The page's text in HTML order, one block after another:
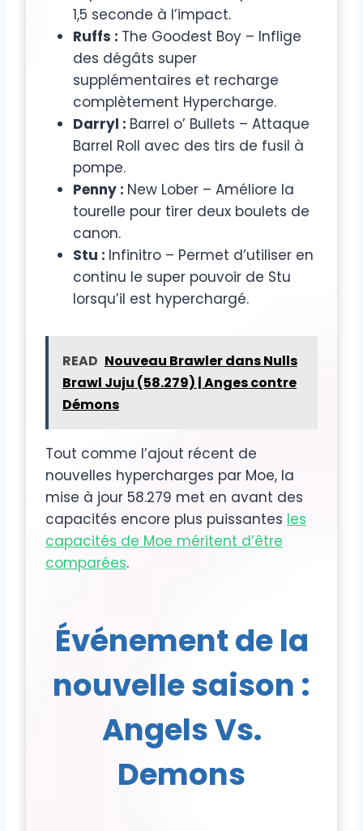
1,5 seconde à l’impact.
Ruffs : The Goodest Boy – Inflige
des dégâts super
supplémentaires et recharge
complètement Hypercharge.
Darryl : Barrel o’ Bullets – Attaque
Barrel Roll avec des tirs de fusil à
pompe.
Penny : New Lober – Améliore la
tourelle pour tirer deux boulets de
canon.
Stu : Infinitro – Permet d’utiliser en
continu le super pouvoir de Stu
lorsqu’il est hyperchargé.
READ Nouveau Brawler dans Nulls
Brawl Juju (58.279) | Anges contre
Démons
Tout comme l’ajout récent de
nouvelles hypercharges par Moe, la
mise à jour 58.279 met en avant des
capacités encore plus puissantes les
capacités de Moe méritent d’être
comparées.
Événement de la
nouvelle saison :
Angels Vs.
Demons